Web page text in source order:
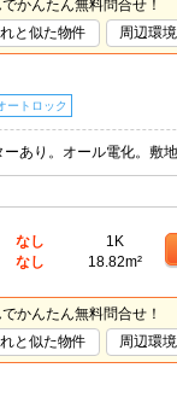
かんたん無料問合せ！
れと似た物件 周辺環境
ートロック
なし
なし
1K
18.82m²
かんたん無料問合せ！
れと似た物件 周辺環境